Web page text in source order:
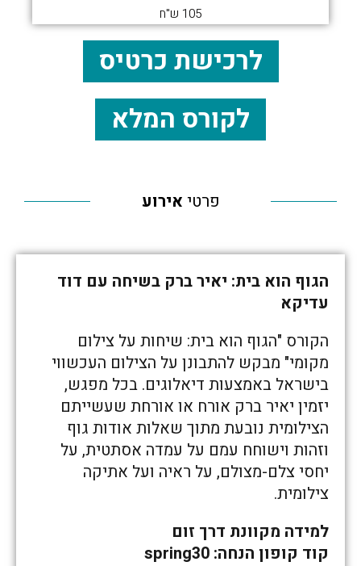
105 ש"ח
לרכישת כרטיס
לקורס המלא
פרטי אירוע
הגוף הוא בית: יאיר ברק בשיחה עם דוד
עדיקא
הקורס "הגוף הוא בית: שיחות על צילום
מקומי" מבקש להתבונן על הצילום העכשווי
בישראל באמצעות דיאלוגים. בכל מפגש,
יזמין יאיר ברק אורח או אורחת שעשייתם
הצילומית נובעת מתוך שאלות אודות גוף
וזהות וישוחח עמם על עמדה אסתטית, על
יחסי צלם-מצולם, על ראיה ועל אתיקה
צילומית.
למידה מקוונת דרך זום
קוד קופון הנחה: spring30